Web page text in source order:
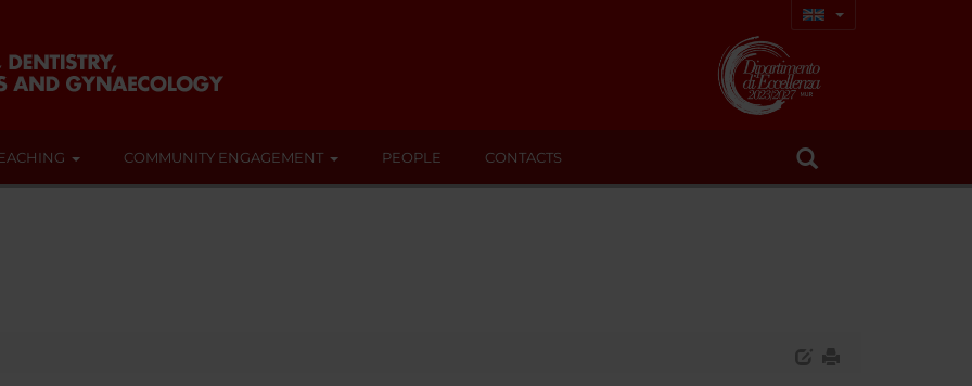
COMMUNITY ENGAGEMENT PEOPLE CONTACTS